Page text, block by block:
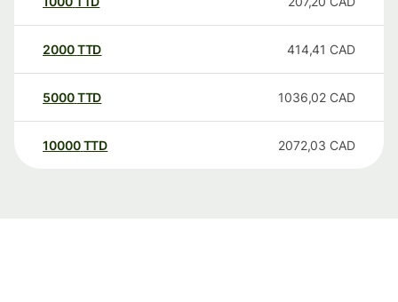
2000TTD 414,41 CAD
5000TTD 1036,02 CAD
10000 TTD 2072,03 CAD